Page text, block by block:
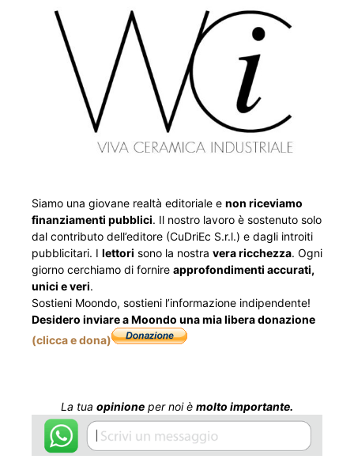
Siamo una giovane realtà editoriale e non riceviamo
finanziamenti pubblici. Il nostro lavoro è sostenuto solo
dal contributo dell’editore (CuDriEc S.r.l.) e dagli introiti
pubblicitari. I lettori sono la nostra vera ricchezza. Ogni
giorno cerchiamo di fornire approfondimenti accurati,
unici e veri.
Sostieni Moondo, sostieni l’informazione indipendente!
Desidero inviare a Moondo una mia libera donazione
(clicca e dona)
La tua opinione per noi è molto importante.